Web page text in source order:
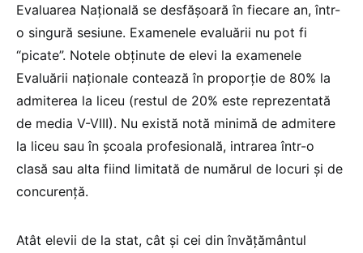
Evaluarea Națională se desfășoară în fiecare an, într-
o singură sesiune. Examenele evaluării nu pot fi
“picate”. Notele obținute de elevi la examenele
Evaluării naționale contează în proporție de 80% la
admiterea la liceu (restul de 20% este reprezentată
de media V-VIII). Nu există notă minimă de admitere
la liceu sau în școala profesională, intrarea într-o
clasă sau alta fiind limitată de numărul de locuri și de
concurență.
Atât elevii de la stat, cât și cei din învățământul